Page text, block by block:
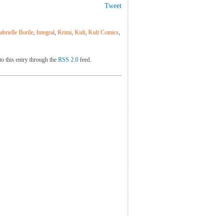
Tweet
Borile, Integral, Krimi, Kult, Kult Comics,
this entry through the RSS 2.0 feed.